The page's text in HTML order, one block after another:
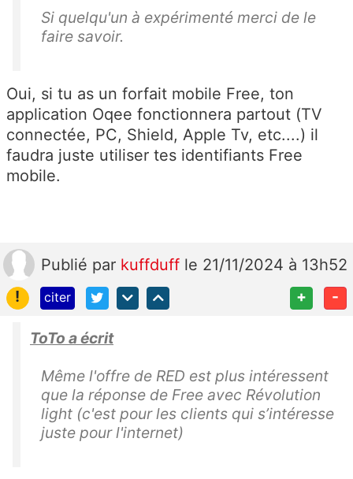
Si quelqu'un à expérimenté merci de le
faire savoir.
Oui, si tu as un forfait mobile Free, ton
application Oqee fonctionnera partout (TV
connectée, PC, Shield, Apple Tv, etc....) il
faudra juste utiliser tes identifiants Free
mobile.
Publié par kuffduff le 21/11/2024 à 13h52
!
citer + -
ToTo a écrit
Même l'offre de RED est plus intéressent
que la réponse de Free avec Révolution
light (c'est pour les clients qui s’intéresse
juste pour l'internet)